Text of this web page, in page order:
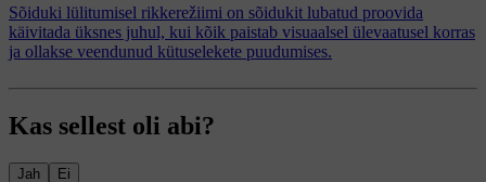
Sõiduki lülitumisel rikkerežiimi on sõidukit lubatud proovida
käivitada üksnes juhul, kui kõik paistab visuaalsel ülevaatusel korras
ja ollakse veendunud kütuselekete puudumises.
Kas sellest oli abi?
Jah Ei